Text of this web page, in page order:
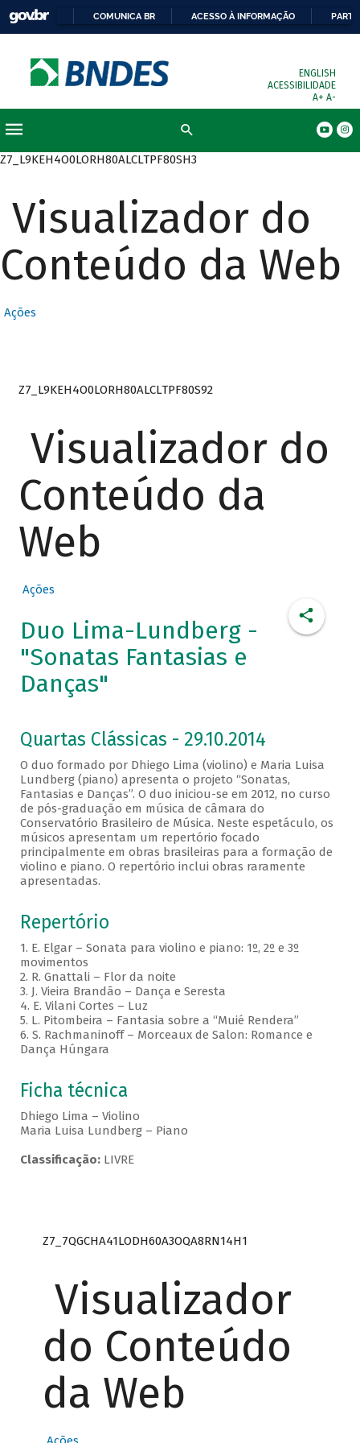
COMUNICA BR ACESSO À INFORMAÇÃO
ENGLISH
ACESSIBILIDADE
A+ A-
Z7_L9KEH4O0LORH80ALCLTPF80SH3
Visualizador do
Conteúdo da Web
Ações
Z7_L9KEH4O0LORH80ALCLTPF80S92
Visualizador do
Conteúdo da
Web
Ações
Duo Lima-Lundberg -
"Sonatas Fantasias e
Danças"
Quartas Clássicas - 29.10.2014
O duo formado por Dhiego Lima (violino) e Maria Luisa
Lundberg (piano) apresenta o projeto “Sonatas,
Fantasias e Danças”. O duo iniciou-se em 2012, no curso
de pós-graduação em música de câmara do
Conservatório Brasileiro de Música. Neste espetáculo, os
músicos apresentam um repertório focado
principalmente em obras brasileiras para a formação de
violino e piano. O repertório inclui obras raramente
apresentadas.
Repertório
1. E. Elgar – Sonata para violino e piano: 1º, 2º e 3º
movimentos
2. R. Gnattali – Flor da noite
3. J. Vieira Brandão – Dança e Seresta
4. E. Vilani Cortes – Luz
5. L. Pitombeira – Fantasia sobre a “Muié Rendera”
6. S. Rachmaninoff – Morceaux de Salon: Romance e
Dança Húngara
Ficha técnica
Dhiego Lima – Violino
Maria Luisa Lundberg – Piano
Classificação:LIVRE
Z7_7QGCHA41LODH60A3OQA8RN14H1
Visualizador
do Conteúdo
da Web